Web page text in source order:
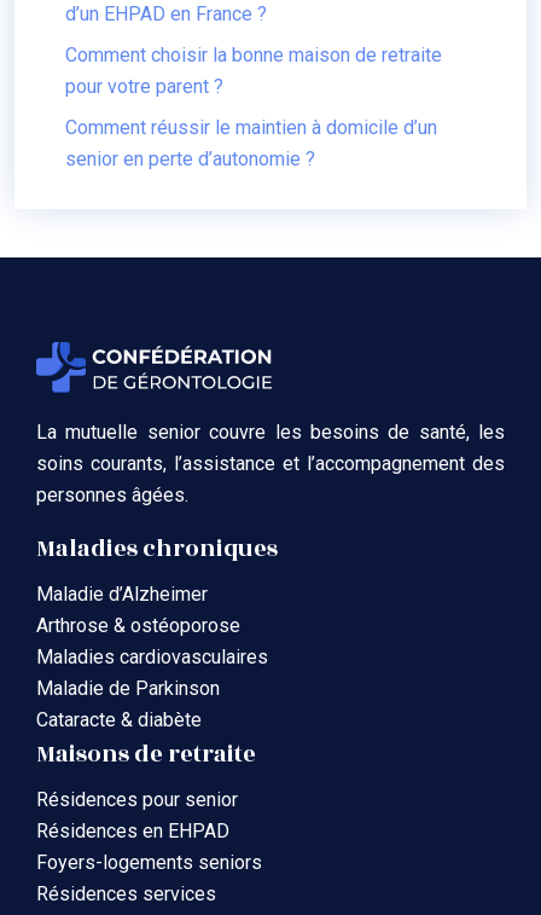
d’un EHPAD en France ?
Comment choisir la bonne maison de retraite
pour votre parent ?
Comment réussir le maintien à domicile d’un
senior en perte d’autonomie ?
La mutuelle senior couvre les besoins de santé, les
soins courants, l’assistance et l’accompagnement des
personnes âgées.
Maladies chroniques
Maladie d’Alzheimer
Arthrose & ostéoporose
Maladies cardiovasculaires
Maladie de Parkinson
Cataracte & diabète
Maisons de retraite
Résidences pour senior
Résidences en EHPAD
Foyers-logements seniors
Résidences services